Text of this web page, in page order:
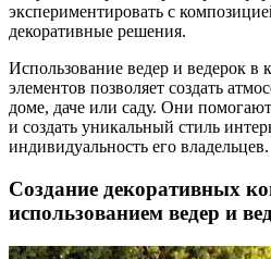
экспериментировать с
декоративные решения.
Использование ведер и ведерок в
элементов позволяет создать
доме, даче или саду. Они
и создать уникальный стиль
индивидуальность его владельцев.
Создание декоративных
использованием ведер и